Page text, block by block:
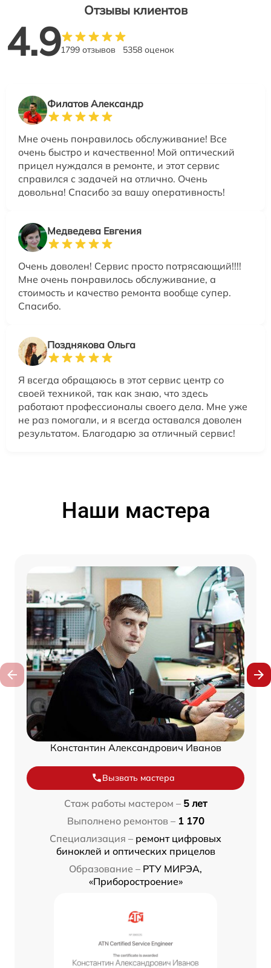
Отзывы клиентов
4.91799 отзывов 5358 оценок
Филатов Александр
Мне очень понравилось обслуживание! Все
очень быстро и качественно! Мой оптический
прицел нуждался в ремонте, и этот сервис
справился с задачей на отлично. Очень
довольна! Спасибо за вашу оперативность!
Медведева Евгения
Очень доволен! Сервис просто потрясающий!!!!
Мне очень понравилось обслуживание, а
стоимость и качество ремонта вообще супер.
Спасибо.
Позднякова Ольга
Я всегда обращаюсь в этот сервис центр со
своей техникой, так как знаю, что здесь
работают профессионалы своего дела. Мне уже
не раз помогали, и я всегда оставался доволен
результатом. Благодарю за отличный сервис!
Наши мастера
Константин Александрович Иванов
Вызвать мастера
Стаж работы мастером – 5 лет
Выполнено ремонтов – 1 170
Специализация – ремонт цифровых
биноклей и оптических прицелов
Образование – РТУ МИРЭА,
«Приборостроение»